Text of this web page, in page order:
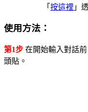
「 按這裡 」
使用方法：
第1步 在開始輸入對話
頭貼。